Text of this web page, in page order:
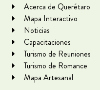
Acerca de Querétaro
Mapa Interactivo
Noticias
Capacitaciones
Turismo de Reuniones
Turismo de Romance
Mapa Artesanal